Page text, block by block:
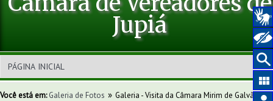
Jupiá
Você está em:Galeria de Fotos » Galeria - Visita da Câmara Mirim de Galvão.